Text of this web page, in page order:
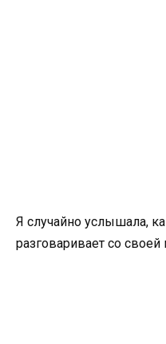
Я случайно услышала,
разговаривает со